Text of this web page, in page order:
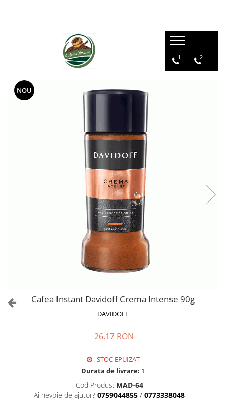
1 2
NOU
Cafea Instant Davidoff Crema Intense 90g
DAVIDOFF
26,17 RON
STOC EPUIZAT
Durata de livrare: 1
Cod Produs: MAD-64
Ai nevoie de ajutor? 0759044855 / 0773338048